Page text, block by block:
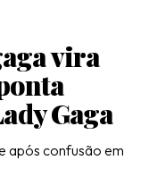
vira
Gaga
após confusão em